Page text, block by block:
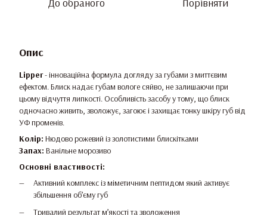
До обраного Порівняти
Опис
Lipper- інноваційна формула догляду за губами з миттєвим
ефектом. Блиск надає губам вологе сяйво, не залишаючи при
цьому відчуття липкості. Особливість засобу у тому, що блиск
одночасно живить, зволожує, загоює і захищає тонку шкіру губ від
УФ променів.
Колір: Нюдово рожевий із золотистими блискітками
Запах: Ванільне морозиво
Основні властивості:
Активний комплекс із міметичним пептидом який активує
збільшення об’єму губ
Тривалий результат м’якості та зволоження